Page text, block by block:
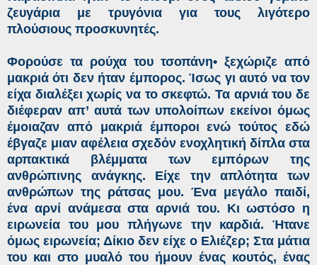
ζευγάρια με τρυγόνια για τους λιγότερο
πλούσιους προσκυνητές.
Φορούσε τα ρούχα του τσοπάνη• ξεχώριζε από
μακριά ότι δεν ήταν έμπορος. Ίσως γι αυτό να τον
είχα διαλέξει χωρίς να το σκεφτώ. Τα αρνιά του δε
διέφεραν απ’ αυτά των υπολοίπων εκείνοι όμως
έμοιαζαν από μακριά έμποροι ενώ τούτος εδώ
έβγαζε μιαν αφέλεια σχεδόν ενοχλητική δίπλα στα
αρπακτικά βλέμματα των εμπόρων της
ανθρώπινης ανάγκης. Είχε την απλότητα των
ανθρώπων της ράτσας μου. Ένα μεγάλο παιδί,
ένα αρνί ανάμεσα στα αρνιά του. Κι ωστόσο η
ειρωνεία του μου πλήγωνε την καρδιά. Ήτανε
όμως ειρωνεία; Δίκιο δεν είχε ο Ελιέζερ; Στα μάτια
του και στο μυαλό του ήμουν ένας κουτός, ένας